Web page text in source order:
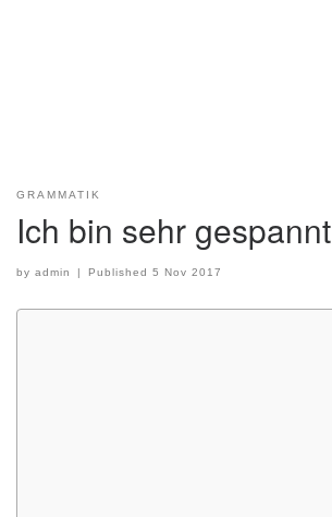
GRAMMATIK
Ich bin sehr gespannt
by admin Published5 Nov 2017